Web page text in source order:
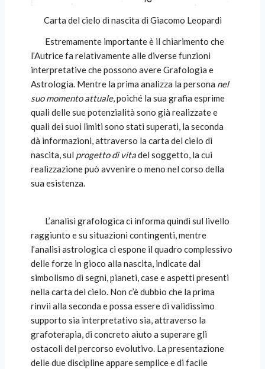
Carta del cielo di nascita di Giacomo Leopardi
Estremamente importante è il chiarimento che
l’Autrice fa relativamente alle diverse funzioni
interpretative che possono avere Grafologia e
Astrologia. Mentre la prima analizza la persona nel
suo momento attuale, poiché la sua grafia esprime
quali delle sue potenzialità sono già realizzate e
quali dei suoi limiti sono stati superati, la seconda
dà informazioni, attraverso la carta del cielo di
nascita, sul progetto di vitadel soggetto, la cui
realizzazione può avvenire o meno nel corso della
sua esistenza.
L’analisi grafologica ci informa quindi sul livello
raggiunto e su situazioni contingenti, mentre
l’analisi astrologica ci espone il quadro complessivo
delle forze in gioco alla nascita, indicate dal
simbolismo di segni, pianeti, case e aspetti presenti
nella carta del cielo. Non c’è dubbio che la prima
rinvii alla seconda e possa essere di validissimo
supporto sia interpretativo sia, attraverso la
grafoterapia, di concreto aiuto a superare gli
ostacoli del percorso evolutivo. La presentazione
delle due discipline appare semplice e di facile